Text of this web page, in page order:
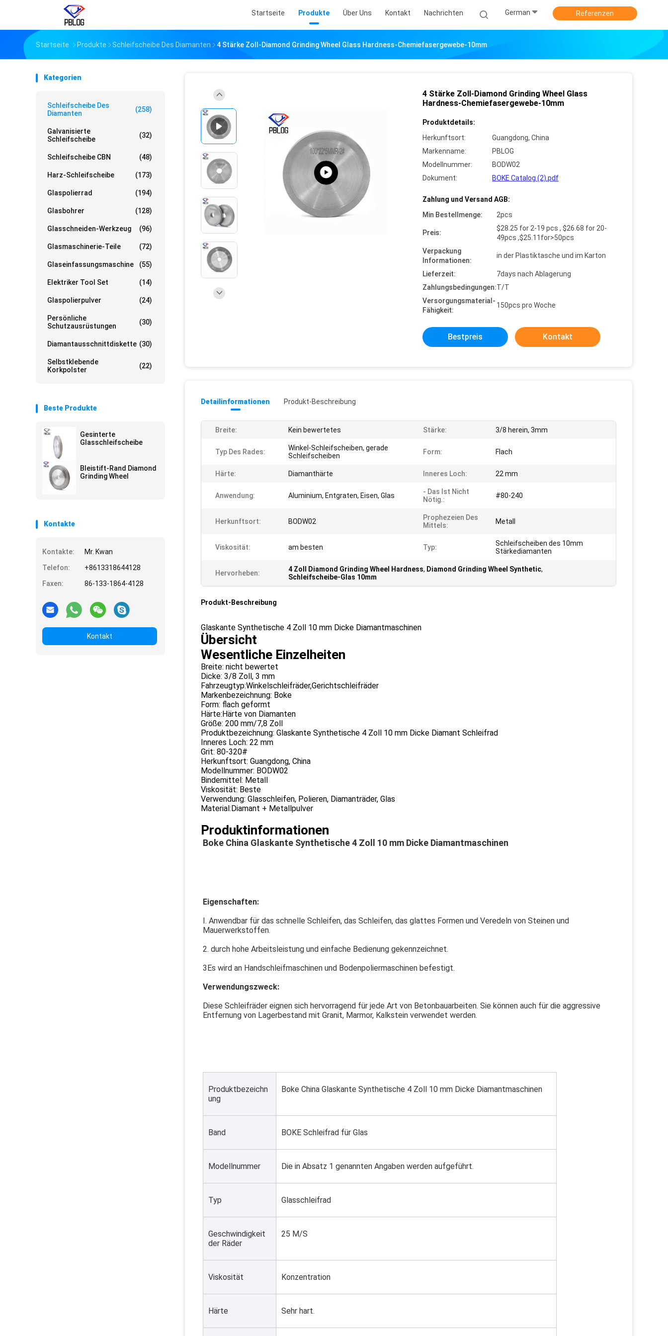
Startseite Produkte Über Uns Kontakt Nachrichten German Referenzen
Startseite Produkte Schleifscheibe Des Diamanten 4 Stärke Zoll-Diamond Grinding Wheel Glass Hardness-Chemiefasergewebe-10mm
Kategorien
Schleifscheibe Des
Diamanten
(258)
Galvanisierte
Schleifscheibe
(32)
Schleifscheibe CBN (48)
Harz-Schleifscheibe (173)
Glaspolierrad (194)
Glasbohrer (128)
Glasschneiden-Werkzeug (96)
Glasmaschinerie-Teile (72)
Glaseinfassungsmaschine (55)
Elektriker Tool Set (14)
Glaspolierpulver (24)
Persönliche
Schutzausrüstungen
(30)
Diamantausschnittdiskette (30)
Selbstklebende
Korkpolster
(22)
Beste Produkte
Gesinterte
Glasschleifscheibe
Bleistift-Rand Diamond
Grinding Wheel
Kontakte
Kontakte:
Mr. Kwan
Telefon:
+8613318644128
Faxen:
86-133-1864-4128
Kontakt
4 Stärke Zoll-Diamond Grinding Wheel Glass
Hardness-Chemiefasergewebe-10mm
Produktdetails:
Herkunftsort:
Guangdong, China
Markenname:
PBLOG
Modellnummer:
BODW02
Dokument:
BOKE Catalog (2).pdf
Zahlung und Versand AGB:
Min Bestellmenge:
2pcs
Preis:
$28.25 for 2-19 pcs , $26.68 for 20-
49pcs ,$25.11for>50pcs
Verpackung
Informationen:
in der Plastiktasche und im Karton
Lieferzeit:
7days nach Ablagerung
Zahlungsbedingungen:T/T
Versorgungsmaterial-
Fähigkeit:
150pcs pro Woche
Bestpreis Kontakt
Detailinformationen Produkt-Beschreibung
Breite: Kein bewertetes Stärke: 3/8 herein, 3mm
Typ Des Rades:
Winkel-Schleifscheiben, gerade
Schleifscheiben
Form: Flach
Härte: Diamanthärte Inneres Loch: 22 mm
Anwendung: Aluminium, Entgraten, Eisen, Glas
- Das Ist Nicht
Nötig.:
#80-240
Herkunftsort: BODW02
Prophezeien Des
Mittels:
Metall
Viskosität: am besten Typ:
Schleifscheiben des 10mm
Stärkediamanten
Hervorheben: 4 Zoll Diamond Grinding Wheel Hardness, Diamond Grinding Wheel Synthetic,
Schleifscheibe-Glas 10mm
Produkt-Beschreibung
Glaskante Synthetische 4 Zoll 10 mm Dicke Diamantmaschinen
Übersicht
Wesentliche Einzelheiten
Breite: nicht bewertet
Dicke: 3/8 Zoll, 3 mm
Fahrzeugtyp:Winkelschleifräder,Gerichtschleifräder
Markenbezeichnung: Boke
Form: flach geformt
Härte:Härte von Diamanten
Größe: 200 mm/7,8 Zoll
Produktbezeichnung: Glaskante Synthetische 4 Zoll 10 mm Dicke Diamant Schleifrad
Inneres Loch: 22 mm
Grit: 80-320#
Herkunftsort: Guangdong, China
Modellnummer: BODW02
Bindemittel: Metall
Viskosität: Beste
Verwendung: Glasschleifen, Polieren, Diamanträder, Glas
Material:Diamant + Metallpulver
Produktinformationen
Boke China Glaskante Synthetische 4 Zoll 10 mm Dicke Diamantmaschinen
Eigenschaften:
I. Anwendbar für das schnelle Schleifen, das Schleifen, das glattes Formen und Veredeln von Steinen und
Mauerwerkstoffen.
2. durch hohe Arbeitsleistung und einfache Bedienung gekennzeichnet.
3Es wird an Handschleifmaschinen und Bodenpoliermaschinen befestigt.
Verwendungszweck:
Diese Schleifräder eignen sich hervorragend für jede Art von Betonbauarbeiten. Sie können auch für die aggressive
Entfernung von Lagerbestand mit Granit, Marmor, Kalkstein verwendet werden.
Produktbezeichn
ung
Boke China Glaskante Synthetische 4 Zoll 10 mm Dicke Diamantmaschinen
Band BOKE Schleifrad für Glas
Modellnummer Die in Absatz 1 genannten Angaben werden aufgeführt.
Typ Glasschleifrad
Geschwindigkeit
der Räder
25 M/S
Viskosität Konzentration
Härte Sehr hart.